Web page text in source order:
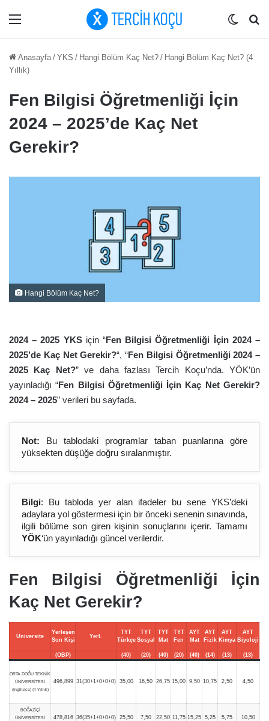
Menü Dış
Anasayfa / YKS / Hangi Bölüm Kaç Net? / Hangi Bölüm Kaç Net? (4
Yıllık)
Fen Bilgisi Öğretmenliği İçin
2024 – 2025’de Kaç Net
Gerekir?
Hangi Bölüm Kaç Net?
2024 – 2025 YKSiçin “Fen Bilgisi Öğretmenliği İçin 2024 –
2025’de Kaç Net Gerekir?“, “Fen Bilgisi Öğretmenliği 2024 –
2025 Kaç Net?” ve daha fazlası Tercih Koçu’nda. YÖK’ün
yayınladığı “Fen Bilgisi Öğretmenliği İçin Kaç Net Gerekir?
2024 – 2025” verileri bu sayfada.
Not: Bu tablodaki programlar taban puanlarına göre
yüksekten düşüğe doğru sıralanmıştır.
Bilgi: Bu tabloda yer alan ifadeler bu sene YKS’deki
adaylara yol göstermesi için bir önceki senenin sınavında,
ilgili bölüme son giren kişinin sonuçlarını içerir. Tamamı
YÖK‘ün yayınladığı güncel verilerdir.
Fen Bilgisi Öğretmenliği İçin
Kaç Net Gerekir?
Üniversite
Yerleşen
Son Kişi
Yerl.
TYT
Türkçe
TYT
Sosyal
TYT
Mat
TYT
Fen
AYT
Mat
AYT
Fizik
AYT
Kimya
AYT
Biyoloji
(OBP) (40) (20) (40) (20) (40) (14) (13) (13)
ORTA DOĞU TEKNİK
ÜNİVERSİTESİ
(İngilizce) (4 Yıllık)
496,899 31(30+1+0+0+0) 35,00 16,50 26,75 15,00 9,50 10,75 2,50 4,50
BOĞAZİÇİ
ÜNİVERSİTESİ
478,816 36(35+1+0+0+0) 25,50 7,50 22,50 11,75 15,25 5,25 5,75 10,50